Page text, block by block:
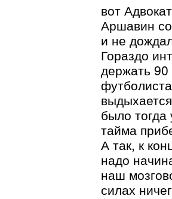
вот
Аршавин
и не
Гораздо
держать
было тогда
тайма
А так, к
надо
наш
силах